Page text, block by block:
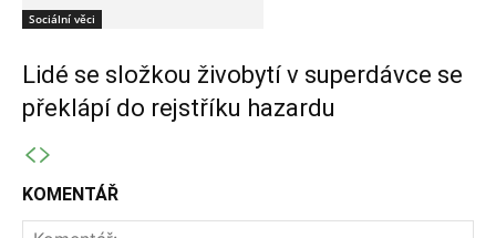
Sociální věci
Lidé se složkou živobytí v superdávce se
překlápí do rejstříku hazardu
KOMENTÁŘ